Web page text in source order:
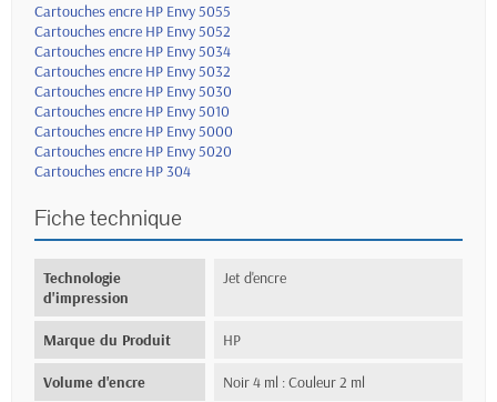
Cartouches encre HP Envy 5055
Cartouches encre HP Envy 5052
Cartouches encre HP Envy 5034
Cartouches encre HP Envy 5032
Cartouches encre HP Envy 5030
Cartouches encre HP Envy 5010
Cartouches encre HP Envy 5000
Cartouches encre HP Envy 5020
Cartouches encre HP 304
Fiche technique
Technologie
d'impression
Jet d'encre
Marque du Produit HP
Volume d'encre Noir 4 ml : Couleur 2 ml